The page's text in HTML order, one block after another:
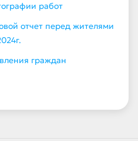
работ
отчет перед жителями
граждан